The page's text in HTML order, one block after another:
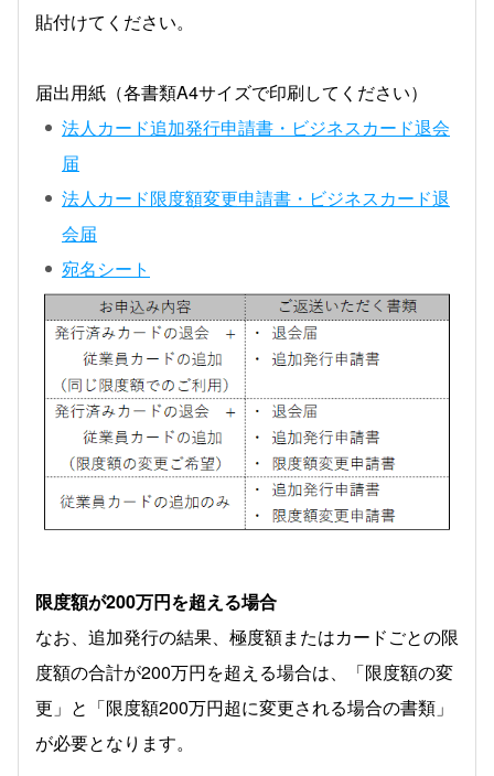
貼付けてください。
届出用紙（各書類A4サイズで印刷してください）
法人カード追加発行申請書・ビジネスカード退会
届
法人カード限度額変更申請書・ビジネスカード退
会届
宛名シート
限度額が200万円を超える場合
なお、追加発行の結果、極度額またはカードごとの限
度額の合計が200万円を超える場合は、「限度額の変
更」と「限度額200万円超に変更される場合の書類」
が必要となります。